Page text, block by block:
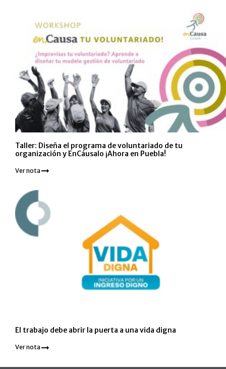
Taller: Diseña el programa de voluntariado de tu
organización y EnCáusalo ¡Ahora en Puebla!
Ver nota
El trabajo debe abrir la puerta a una vida digna
Ver nota